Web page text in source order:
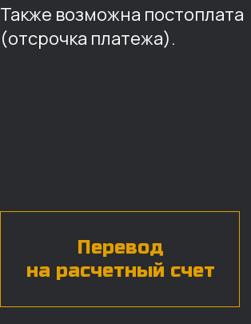
Перевод
на расчетный счет
Также возможна постоплата
(отсрочка платежа).